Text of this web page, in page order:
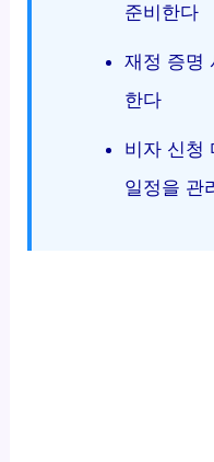
준비한다
재정 증명
한다
비자 신청
일정을 관